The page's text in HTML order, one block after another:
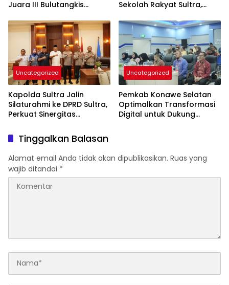
Juara III Bulutangkis
Sekolah Rakyat Sultra,
Nasionalisme
Uncategorized
Kapolda Sultra Jalin
Silaturahmi ke DPRD Sultra,
Perkuat Sinergitas
Kemajuan Daerah
Uncategorized
Pemkab Konawe Selatan
Optimalkan Transformasi
Digital untuk Dukung
Tinggalkan Balasan
Alamat email Anda tidak akan dipublikasikan. Ruas yang
wajib ditandai *